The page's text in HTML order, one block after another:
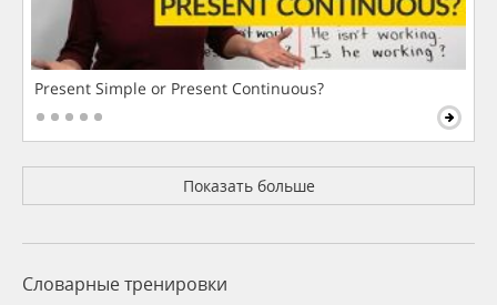
Present Simple or Present Continuous?
Показать больше
Словарные тренировки